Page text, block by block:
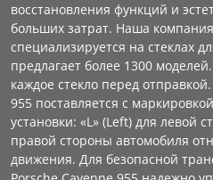
восстановления функций и
больших затрат. Наша компания
специализируется на стеклах
предлагает более 1300
каждое стекло перед
955 поставляется с
установки: «L» (Left) для левой
правой стороны автомобиля
движения. Для безопасной